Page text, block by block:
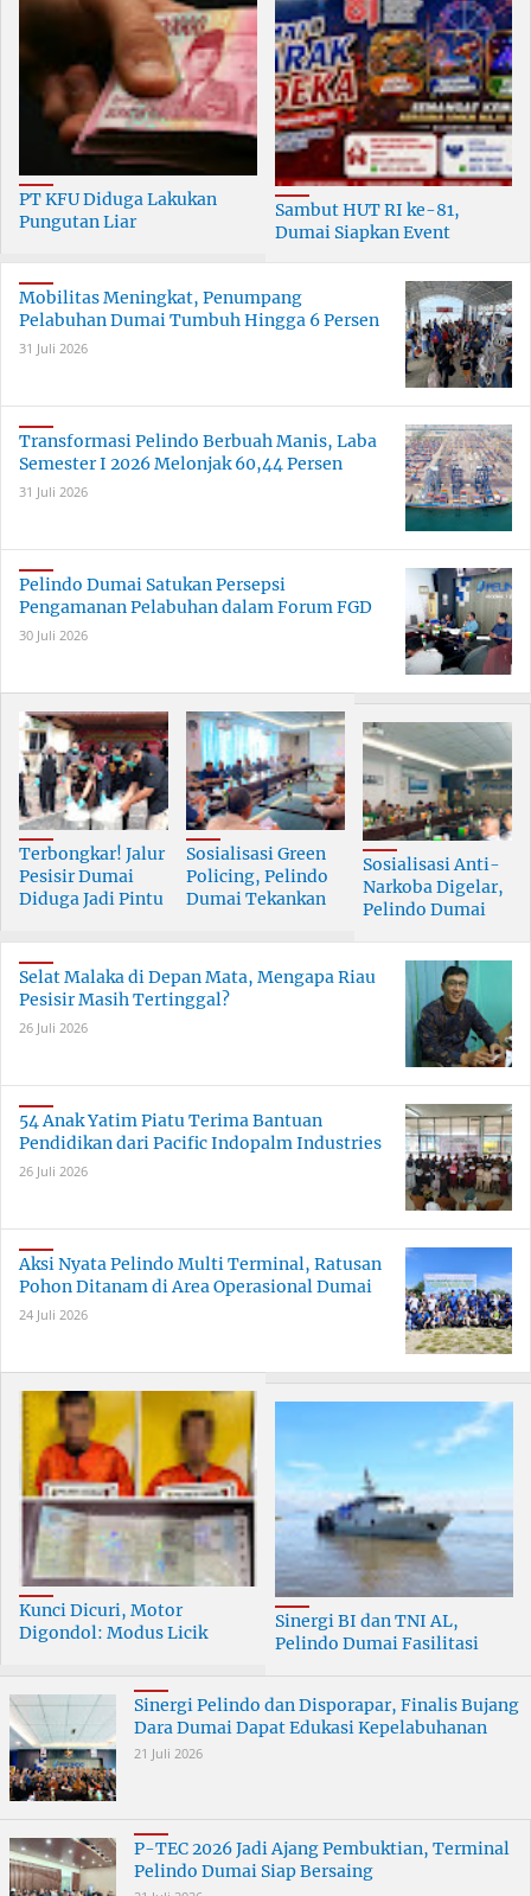
PT KFU Diduga Lakukan
Pungutan Liar
Dumai
Sambut HUT RI ke-81,
Dumai Siapkan Event
Mobilitas Meningkat, Penumpang
Pelabuhan Dumai Tumbuh Hingga 6 Persen
31 Juli 2026
Transformasi Pelindo Berbuah Manis, Laba
Semester I 2026 Melonjak 60,44 Persen
31 Juli 2026
Pelindo Dumai Satukan Persepsi
Pengamanan Pelabuhan dalam Forum FGD
30 Juli 2026
Terbongkar! Jalur
Pesisir Dumai
Diduga Jadi Pintu
Skala Besar
Sosialisasi Green
Policing, Pelindo
Dumai Tekankan
Bersama
Sosialisasi Anti-
Narkoba Digelar,
Pelindo Dumai
Selat Malaka di Depan Mata, Mengapa Riau
Pesisir Masih Tertinggal?
26 Juli 2026
54 Anak Yatim Piatu Terima Bantuan
Pendidikan dari Pacific Indopalm Industries
26 Juli 2026
Aksi Nyata Pelindo Multi Terminal, Ratusan
Pohon Ditanam di Area Operasional Dumai
24 Juli 2026
Kunci Dicuri, Motor
Digondol: Modus Licik
Terungkap
Sinergi BI dan TNI AL,
Pelindo Dumai Fasilitasi
Sinergi Pelindo dan Disporapar, Finalis Bujang
Dara Dumai Dapat Edukasi Kepelabuhanan
21 Juli 2026
P-TEC 2026 Jadi Ajang Pembuktian, Terminal
Pelindo Dumai Siap Bersaing